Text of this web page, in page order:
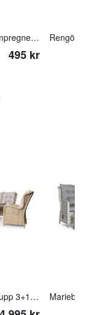
Rengöring och impregnering till utemöbler
495 kr
Marieberg soffgrupp 3+1+1 natur